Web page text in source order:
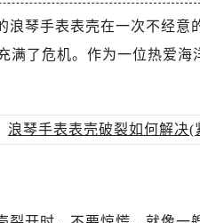
浪琴手表表壳在一次不经
满了危机。作为一位热爱